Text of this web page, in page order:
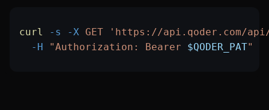
curl -s -X GET 'https://api.qoder.com/
  -H
"Authorization: Bearer $QODER_PAT"